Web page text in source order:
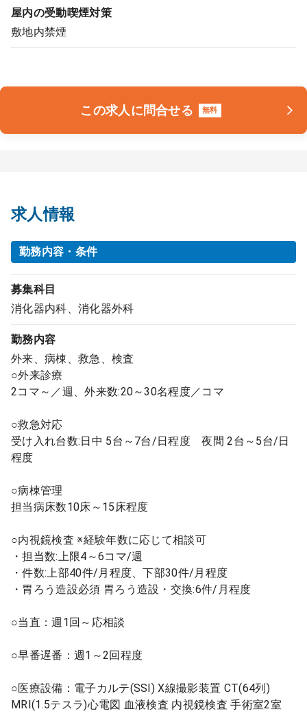
お問合せ
採用をお考えの医療機関の方
屋内の受動喫煙対策
敷地内禁煙
この求人に問合せる 無料
求人情報
勤務内容・条件
募集科目
消化器内科、消化器外科
勤務内容
外来、病棟、救急、検査
○外来診療
2コマ～／週、外来数:20～30名程度／コマ
○救急対応
受け入れ台数:日中 5台～7台/日程度 夜間 2台～5台/日
程度
○病棟管理
担当病床数10床～15床程度
○内視鏡検査 ※経験年数に応じて相談可
・担当数:上限4～6コマ/週
・件数:上部40件/月程度、下部30件/月程度
・胃ろう造設必須 胃ろう造設・交換:6件/月程度
○当直：週1回～応相談
○早番遅番：週1～2回程度
○医療設備：電子カルテ(SSI) X線撮影装置 CT(64列)
MRI(1.5テスラ)心電図 血液検査 内視鏡検査 手術室2室